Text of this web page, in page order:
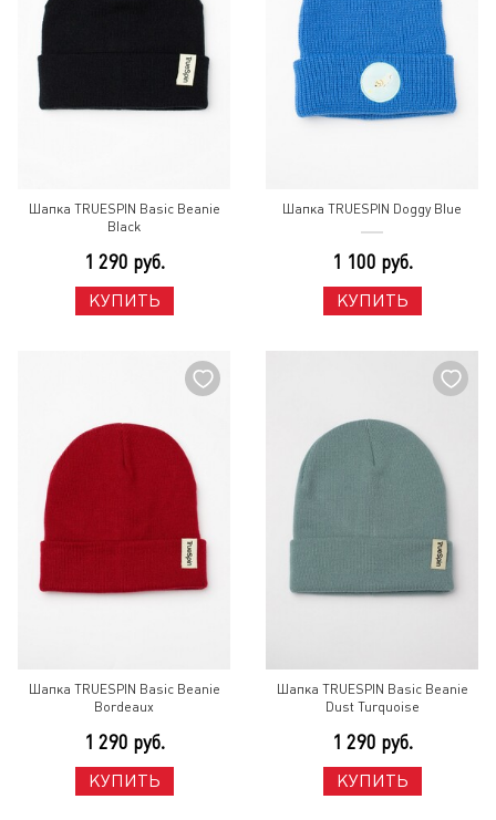
Шапка TRUESPIN Basic Beanie
Black
1 290 руб.
КУПИТЬ
Шапка TRUESPIN Doggy Blue
1 100 руб.
КУПИТЬ
Шапка TRUESPIN Basic Beanie
Bordeaux
1 290 руб.
КУПИТЬ
Шапка TRUESPIN Basic Beanie
Dust Turquoise
1 290 руб.
КУПИТЬ